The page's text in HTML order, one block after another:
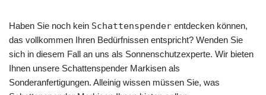
Haben Sie noch kein Schattenspender entdecken können,
das vollkommen Ihren Bedürfnissen entspricht? Wenden Sie
sich in diesem Fall an uns als Sonnenschutzexperte. Wir bieten
Ihnen unsere Schattenspender Markisen als
Sonderanfertigungen. Alleinig wissen müssen Sie, was